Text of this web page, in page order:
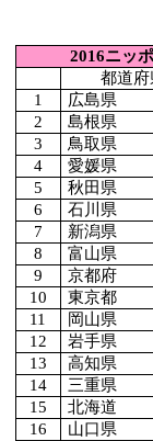
2016ニッ
都道府
1
広島県
2
島根県
3
鳥取県
4
愛媛県
5
秋田県
6
石川県
7
新潟県
8
富山県
9
京都府
10
東京都
11
岡山県
12
岩手県
13
高知県
14
三重県
15
北海道
16
山口県